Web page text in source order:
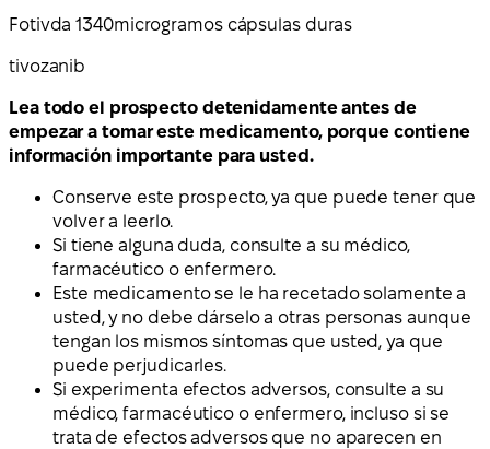
Fotivda 1340microgramos cápsulas duras
tivozanib
Lea todo el prospecto detenidamente antes de
empezar a tomar este medicamento, porque contiene
información importante para usted.
Conserve este prospecto, ya que puede tener que
volver a leerlo.
Si tiene alguna duda, consulte a su médico,
farmacéutico o enfermero.
Este medicamento se le ha recetado solamente a
usted, y no debe dárselo a otras personas aunque
tengan los mismos síntomas que usted, ya que
puede perjudicarles.
Si experimenta efectos adversos, consulte a su
médico, farmacéutico o enfermero, incluso si se
trata de efectos adversos que no aparecen en